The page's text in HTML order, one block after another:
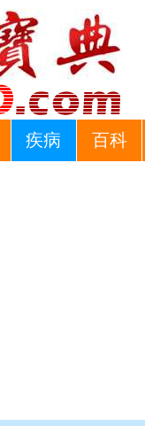
疾病 百科